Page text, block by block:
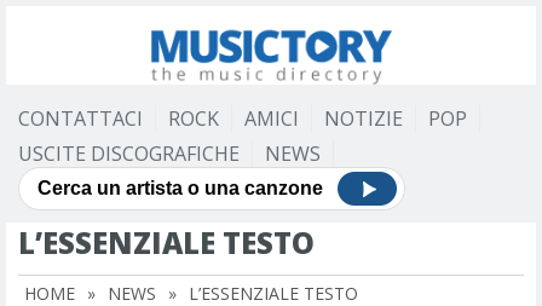
CONTATTACI ROCK AMICI NOTIZIE
POP
USCITE DISCOGRAFICHE
NEWS
L’ESSENZIALE TESTO
HOME » NEWS » L’ESSENZIALE TESTO